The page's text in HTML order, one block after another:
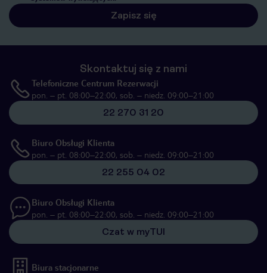
Zapisz się
Skontaktuj się z nami
Telefoniczne Centrum Rezerwacji
pon. – pt. 08:00–22:00, sob. – niedz. 09:00–21:00
22 270 31 20
Biuro Obsługi Klienta
pon. – pt. 08:00–22:00, sob. – niedz. 09:00–21:00
22 255 04 02
Biuro Obsługi Klienta
pon. – pt. 08:00–22:00, sob. – niedz. 09:00–21:00
Czat w myTUI
Biura stacjonarne